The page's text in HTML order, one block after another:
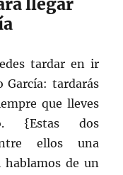
llegar
tardar en ir
García: tardarás
que lleves
{Estas dos
ellos una
de un